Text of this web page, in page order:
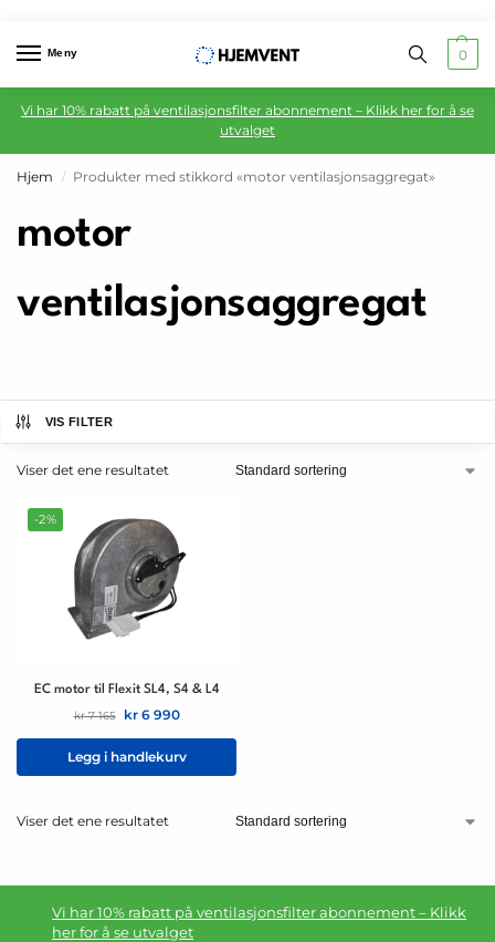
Meny 0
Vi har 10% rabatt på ventilasjonsfilter abonnement – Klikk her for å se
utvalget
Hjem / Produkter med stikkord «motor ventilasjonsaggregat»
motor
ventilasjonsaggregat
VIS FILTER
Viser det ene resultatet
-2%
EC motor til Flexit SL4, S4 & L4
kr7 165 kr6 990
Legg i handlekurv
Viser det ene resultatet
Vi har 10% rabatt på ventilasjonsfilter abonnement – Klikk
her for å se utvalget